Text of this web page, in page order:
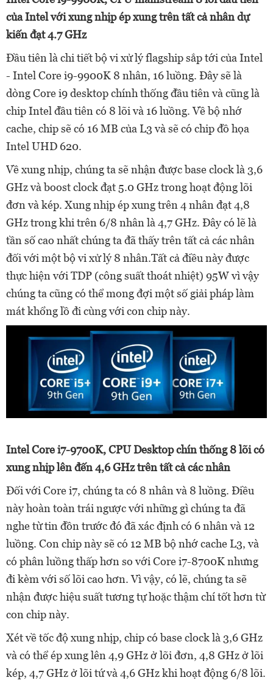
của Intel với xung nhịp ép xung trên tất cả nhân dự
kiến đạt 4.7 GHz
Đầu tiên là chi tiết bộ vi xử lý flagship sắp tới của Intel
- Intel Core i9-9900K 8 nhân, 16 luồng. Đây sẽ là
dòng Core i9 desktop chính thống đầu tiên và cũng là
chip Intel đầu tiên có 8 lõi và 16 luồng. Về bộ nhớ
cache, chip sẽ có 16 MB của L3 và sẽ có chip đồ họa
Intel UHD 620.
Về xung nhịp, chúng ta sẽ nhận được base clock là 3,6
GHz và boost clock đạt 5.0 GHz trong hoạt động lõi
đơn và kép. Xung nhịp ép xung trên 4 nhân đạt 4,8
GHz trong khi trên 6/8 nhân là 4,7 GHz. Đây có lẽ là
tần số cao nhất chúng ta đã thấy trên tất cả các nhân
đối với một bộ vi xử lý 8 nhân.Tất cả điều này được
thực hiện với TDP (công suất thoát nhiệt) 95W vì vậy
chúng ta cũng có thể mong đợi một số giải pháp làm
mát khổng lồ đi cùng với con chip này.
Intel Core i7-9700K, CPU Desktop chín thống 8 lõi có
xung nhịp lên đến 4,6 GHz trên tất cả các nhân
Đối với Core i7, chúng ta có 8 nhân và 8 luồng. Điều
này hoàn toàn trái ngược với những gì chúng ta đã
nghe từ tin đồn trước đó đã xác định có 6 nhân và 12
luồng. Con chip này sẽ có 12 MB bộ nhớ cache L3, và
có phân luồng thấp hơn so với Core i7-8700K nhưng
đi kèm với số lõi cao hơn. Vì vậy, có lẽ, chúng ta sẽ
nhận được hiệu suất tương tự hoặc thậm chí tốt hơn từ
con chip này.
Xét về tốc độ xung nhịp, chip có base clock là 3,6 GHz
và có thể ép xung lên 4,9 GHz ở lõi đơn, 4,8 GHz ở lõi
kép, 4,7 GHz ở lõi tứ và 4,6 GHz khi hoạt động 6/8 lõi.